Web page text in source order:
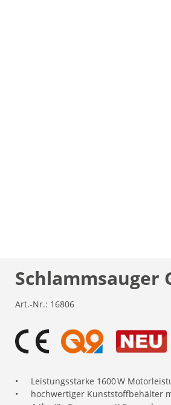
Schlammsauger
Art.-Nr.: 16806
•
Leistungsstarke 1600 W
•
hochwertiger Kunststoffbehälter